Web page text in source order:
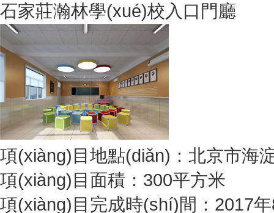
石家莊瀚林學(xué)校入口門廳
項(xiàng)目地點(diǎn)：北京市海
項(xiàng)目面積：300平方米
項(xiàng)目完成時(shí)間：2017